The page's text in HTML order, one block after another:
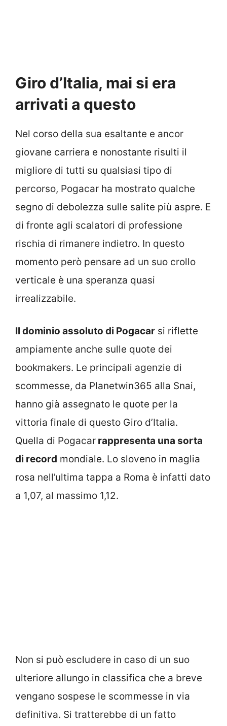
Giro d’Italia, mai si era
arrivati a questo
Nel corso della sua esaltante e ancor
giovane carriera e nonostante risulti il
migliore di tutti su qualsiasi tipo di
percorso, Pogacar ha mostrato qualche
segno di debolezza sulle salite più aspre. E
di fronte agli scalatori di professione
rischia di rimanere indietro. In questo
momento però pensare ad un suo crollo
verticale è una speranza quasi
irrealizzabile.
Il dominio assoluto di Pogacar si riflette
ampiamente anche sulle quote dei
bookmakers. Le principali agenzie di
scommesse, da Planetwin365 alla Snai,
hanno già assegnato le quote per la
vittoria finale di questo Giro d’Italia.
Quella di Pogacar rappresenta una sorta
di record mondiale. Lo sloveno in maglia
rosa nell’ultima tappa a Roma è infatti dato
a 1,07, al massimo 1,12.
Non si può escludere in caso di un suo
ulteriore allungo in classifica che a breve
vengano sospese le scommesse in via
definitiva. Si tratterebbe di un fatto